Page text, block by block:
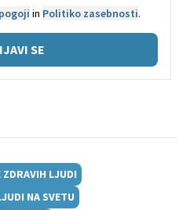
in Politiko zasebnosti.
SE
ZDRAVIH LJUDI
NA SVETU